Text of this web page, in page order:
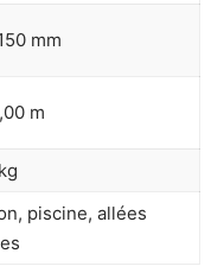
mm
m
piscine, allées